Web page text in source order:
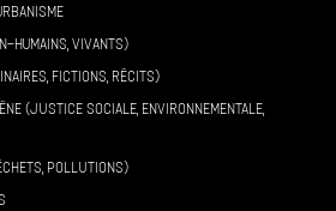
HUMAINS, VIVANTS)
FICTIONS, RÉCITS)
(JUSTICE SOCIALE, ENVIRONNEMENTALE,
POLLUTIONS)